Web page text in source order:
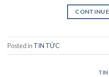
Posted in TIN TỨC